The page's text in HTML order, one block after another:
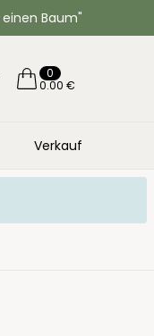
Baum"
0
0.00 €
Verkauf